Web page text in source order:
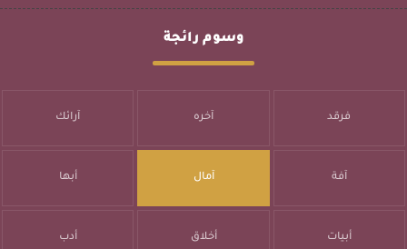
وسوم رائجة
فرقد آخره آرائك
آفة آمال أبها
أبيات أخلاق أدب